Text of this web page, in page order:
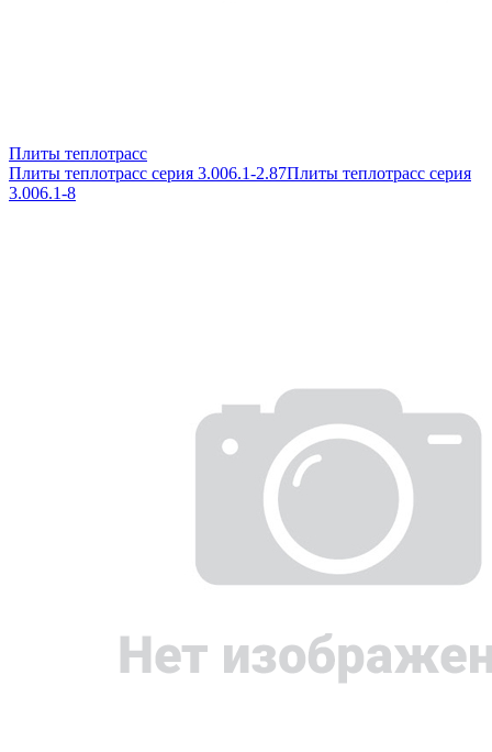
Плиты теплотрасс
Плиты теплотрасс серия 3.006.1-2.87Плиты теплотрасс серия
3.006.1-8